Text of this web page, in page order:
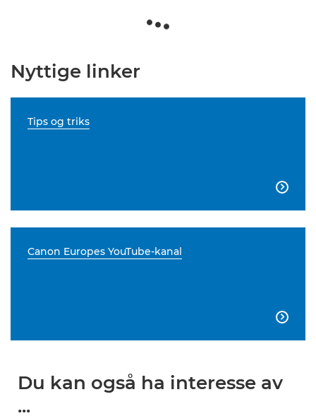
Nyttige linker
Tips og triks

Canon Europes YouTube-kanal

Du kan også ha interesse av
...